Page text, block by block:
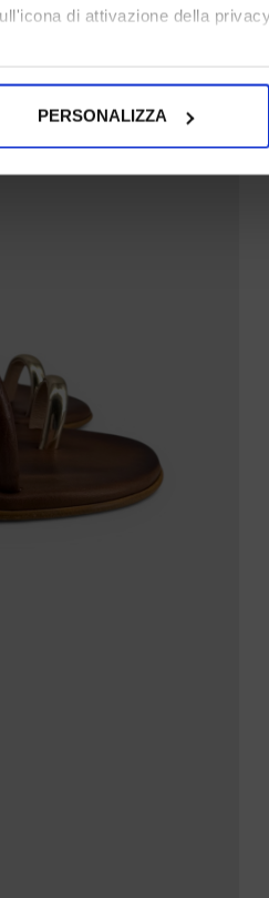
di attivazione della
attivamente alla ricerca di
dalla Dichiarazione sui
ed annunci, per fornire
sul modo in cui utilizza il nostro
i quali potrebbero combinarle
PERSONALIZZA